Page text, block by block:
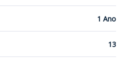
1 Ano
13